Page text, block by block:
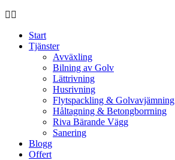
Start
Tjänster
Avväxling
Bilning av Golv
Lättrivning
Husrivning
Flytspackling & Golvavjämning
Håltagning & Betongborrning
Riva Bärande Vägg
Sanering
Blogg
Offert